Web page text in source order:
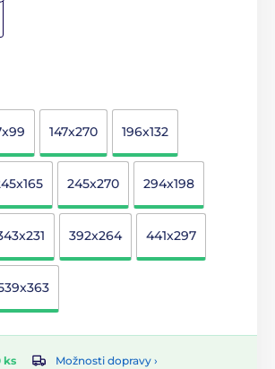
147x270 196x132
245x270 294x198
392x264 441x297
ks
Možnosti dopravy ›